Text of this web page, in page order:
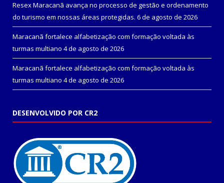
Resex Maracanã avança no processo de gestão e ordenamento
do turismo em nossas áreas protegidas. 6 de agosto de 2026
Maracanã fortalece alfabetização com formação voltada às
turmas multiano 4 de agosto de 2026
Maracanã fortalece alfabetização com formação voltada às
turmas multiano 4 de agosto de 2026
DESENVOLVIDO POR CR2